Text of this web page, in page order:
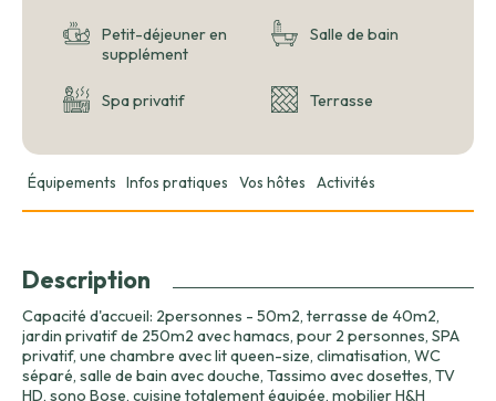
Petit-déjeuner en
supplément
Salle de bain
Spa privatif Terrasse
Équipements Infos pratiques Vos hôtes Activités
Description
Capacité d'accueil: 2personnes - 50m2, terrasse de 40m2,
jardin privatif de 250m2 avec hamacs, pour 2 personnes, SPA
privatif, une chambre avec lit queen-size, climatisation, WC
séparé, salle de bain avec douche, Tassimo avec dosettes, TV
HD, sono Bose, cuisine totalement équipée, mobilier H&H